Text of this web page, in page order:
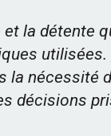
la détente
utilisées.
la nécessité
décisions